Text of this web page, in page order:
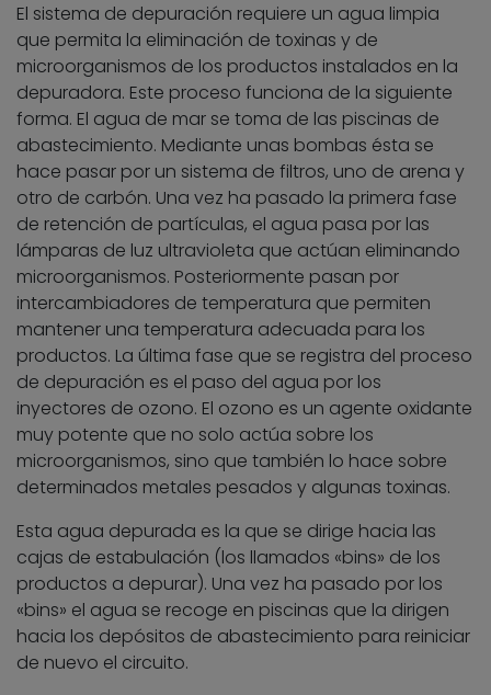
El sistema de depuración requiere un agua limpia
que permita la eliminación de toxinas y de
microorganismos de los productos instalados en la
depuradora. Este proceso funciona de la siguiente
forma. El agua de mar se toma de las piscinas de
abastecimiento. Mediante unas bombas ésta se
hace pasar por un sistema de filtros, uno de arena y
otro de carbón. Una vez ha pasado la primera fase
de retención de partículas, el agua pasa por las
lámparas de luz ultravioleta que actúan eliminando
microorganismos. Posteriormente pasan por
intercambiadores de temperatura que permiten
mantener una temperatura adecuada para los
productos. La última fase que se registra del proceso
de depuración es el paso del agua por los
inyectores de ozono. El ozono es un agente oxidante
muy potente que no solo actúa sobre los
microorganismos, sino que también lo hace sobre
determinados metales pesados y algunas toxinas.
Esta agua depurada es la que se dirige hacia las
cajas de estabulación (los llamados «bins» de los
productos a depurar). Una vez ha pasado por los
«bins» el agua se recoge en piscinas que la dirigen
hacia los depósitos de abastecimiento para reiniciar
de nuevo el circuito.